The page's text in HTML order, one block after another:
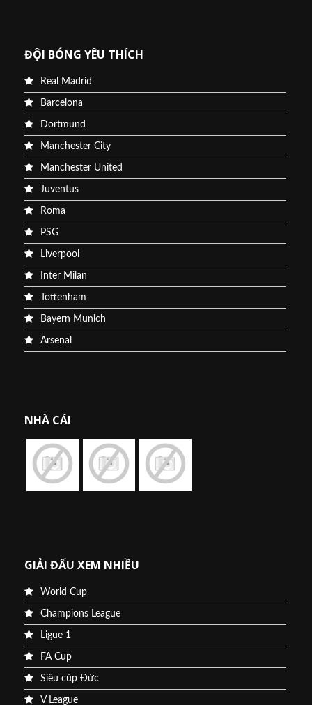
ĐỘI BÓNG YÊU THÍCH
Real Madrid
Barcelona
Dortmund
Manchester City
Manchester United
Juventus
Roma
PSG
Liverpool
Inter Milan
Tottenham
Bayern Munich
Arsenal
NHÀ CÁI
GIẢI ĐẤU XEM NHIỀU
World Cup
Champions League
Ligue 1
FA Cup
Siêu cúp Đức
V League